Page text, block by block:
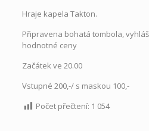
Hraje kapela Takton.
Připravena bohatá tombola,
hodnotné ceny
Začátek ve 20.00
Vstupné 200,-/ s maskou 100,-
Počet přečtení: 1 054